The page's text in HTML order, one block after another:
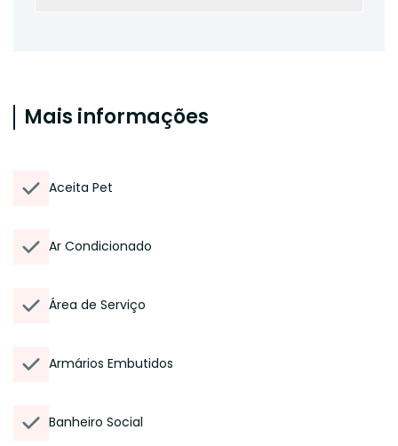
Mais informações
Aceita Pet
Ar Condicionado
Área de Serviço
Armários Embutidos
Banheiro Social